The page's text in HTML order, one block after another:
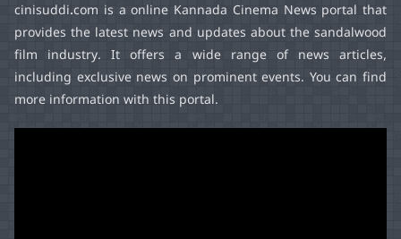
cinisuddi.com is a online Kannada Cinema News portal that
provides the latest news and updates about the sandalwood
film industry. It offers a wide range of news articles,
including exclusive news on prominent events. You can find
more information with this portal.